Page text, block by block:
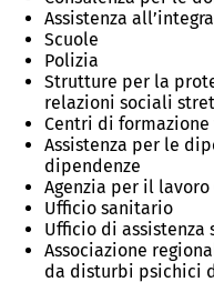
Assistenza
Scuole
Polizia
Strutture per la
relazioni sociali
Centri di
Assistenza per le
dipendenze
Agenzia per il
Ufficio sanitario
Ufficio di assistenza
Associazione
da disturbi psichici